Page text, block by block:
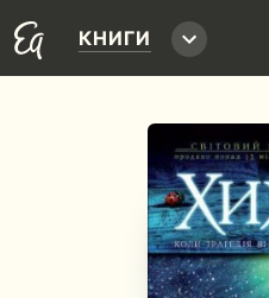
КНИГИ